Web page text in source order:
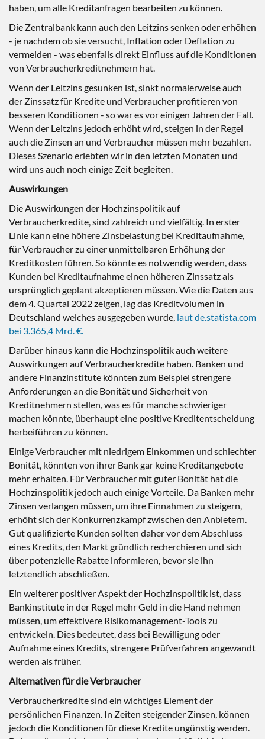
haben, um alle Kreditanfragen bearbeiten zu können.
Die Zentralbank kann auch den Leitzins senken oder erhöhen
- je nachdem ob sie versucht, Inflation oder Deflation zu
vermeiden - was ebenfalls direkt Einfluss auf die Konditionen
von Verbraucherkreditnehmern hat.
Wenn der Leitzins gesunken ist, sinkt normalerweise auch
der Zinssatz für Kredite und Verbraucher profitieren von
besseren Konditionen - so war es vor einigen Jahren der Fall.
Wenn der Leitzins jedoch erhöht wird, steigen in der Regel
auch die Zinsen an und Verbraucher müssen mehr bezahlen.
Dieses Szenario erlebten wir in den letzten Monaten und
wird uns auch noch einige Zeit begleiten.
Auswirkungen
Die Auswirkungen der Hochzinspolitik auf
Verbraucherkredite, sind zahlreich und vielfältig. In erster
Linie kann eine höhere Zinsbelastung bei Kreditaufnahme,
für Verbraucher zu einer unmittelbaren Erhöhung der
Kreditkosten führen. So könnte es notwendig werden, dass
Kunden bei Kreditaufnahme einen höheren Zinssatz als
ursprünglich geplant akzeptieren müssen. Wie die Daten aus
dem 4. Quartal 2022 zeigen, lag das Kreditvolumen in
Deutschland welches ausgegeben wurde, laut de.statista.com
bei 3.365,4 Mrd. €.
Darüber hinaus kann die Hochzinspolitik auch weitere
Auswirkungen auf Verbraucherkredite haben. Banken und
andere Finanzinstitute könnten zum Beispiel strengere
Anforderungen an die Bonität und Sicherheit von
Kreditnehmern stellen, was es für manche schwieriger
machen könnte, überhaupt eine positive Kreditentscheidung
herbeiführen zu können.
Einige Verbraucher mit niedrigem Einkommen und schlechter
Bonität, könnten von ihrer Bank gar keine Kreditangebote
mehr erhalten. Für Verbraucher mit guter Bonität hat die
Hochzinspolitik jedoch auch einige Vorteile. Da Banken mehr
Zinsen verlangen müssen, um ihre Einnahmen zu steigern,
erhöht sich der Konkurrenzkampf zwischen den Anbietern.
Gut qualifizierte Kunden sollten daher vor dem Abschluss
eines Kredits, den Markt gründlich recherchieren und sich
über potenzielle Rabatte informieren, bevor sie ihn
letztendlich abschließen.
Ein weiterer positiver Aspekt der Hochzinspolitik ist, dass
Bankinstitute in der Regel mehr Geld in die Hand nehmen
müssen, um effektivere Risikomanagement-Tools zu
entwickeln. Dies bedeutet, dass bei Bewilligung oder
Aufnahme eines Kredits, strengere Prüfverfahren angewandt
werden als früher.
Alternativen für die Verbraucher
Verbraucherkredite sind ein wichtiges Element der
persönlichen Finanzen. In Zeiten steigender Zinsen, können
jedoch die Konditionen für diese Kredite ungünstig werden.